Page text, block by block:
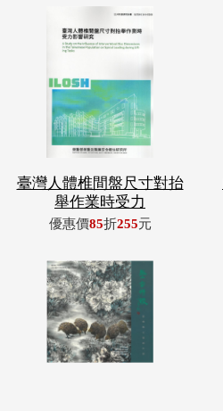
臺灣人體椎間盤尺寸對抬
舉作業時受力
優惠價85折255元